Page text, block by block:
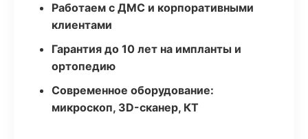
Работаем с ДМС и корпоративными
клиентами
Гарантия до 10 лет на импланты и
ортопедию
Современное оборудование:
микроскоп, 3D-сканер, КТ